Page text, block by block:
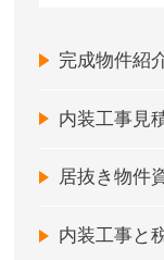
完成物件紹
内装工事見
居抜き物件
内装工事と